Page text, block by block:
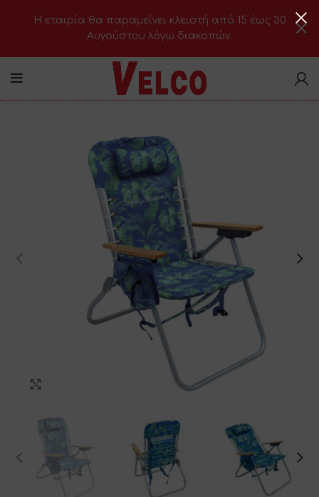
H εταιρία θα παραμείνει κλειστή από 15 έως 30
Αυγούστου λόγω διακοπών.